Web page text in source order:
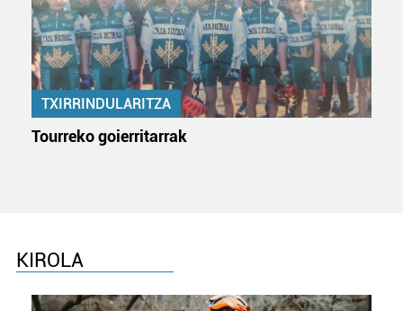
TXIRRINDULARITZA
Tourreko goierritarrak
KIROLA